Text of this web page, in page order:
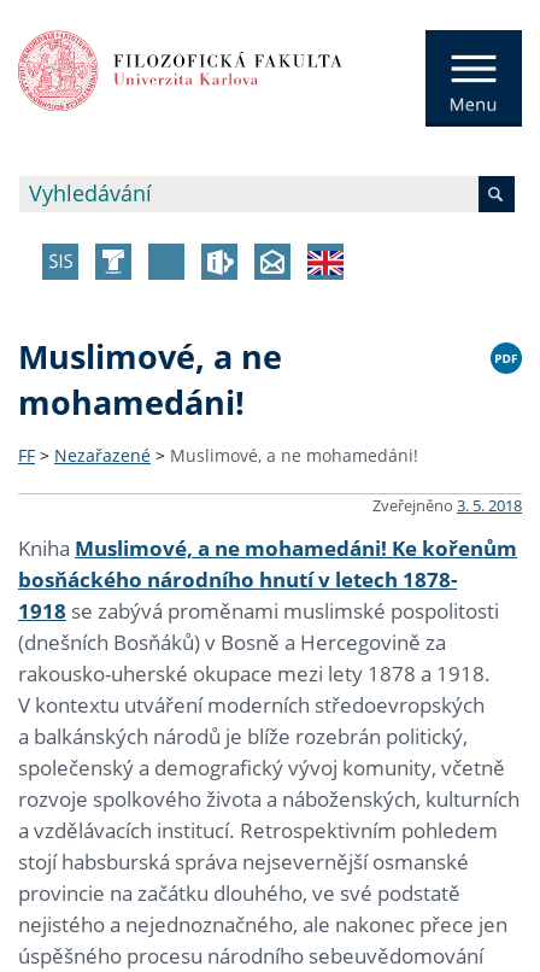
Muslimové, a ne
mohamedáni!
FF > Nezařazené > Muslimové, a ne mohamedáni!
Zveřejněno 3. 5. 2018
Kniha Muslimové, a ne mohamedáni! Ke kořenům
bosňáckého národního hnutí v letech 1878-
1918 se zabývá proměnami muslimské pospolitosti
(dnešních Bosňáků) v Bosně a Hercegovině za
rakousko-uherské okupace mezi lety 1878 a 1918.
V kontextu utváření moderních středoevropských
a balkánských národů je blíže rozebrán politický,
společenský a demografický vývoj komunity, včetně
rozvoje spolkového života a náboženských, kulturních
a vzdělávacích institucí. Retrospektivním pohledem
stojí habsburská správa nejsevernější osmanské
provincie na začátku dlouhého, ve své podstatě
nejistého a nejednoznačného, ale nakonec přece jen
úspěšného procesu národního sebeuvědomování